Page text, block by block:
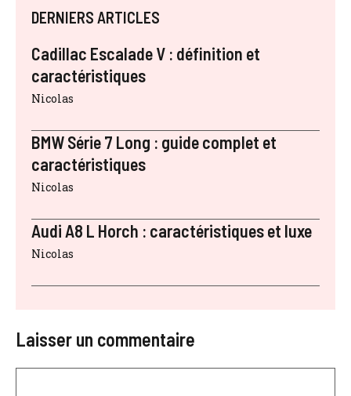
DERNIERS ARTICLES
Cadillac Escalade V : définition et
caractéristiques
Nicolas
BMW Série 7 Long : guide complet et
caractéristiques
Nicolas
Audi A8 L Horch : caractéristiques et luxe
Nicolas
Laisser un commentaire